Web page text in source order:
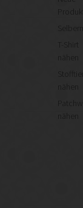
Produkte
T-Shirt
Stofftier